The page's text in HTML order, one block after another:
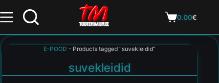
0.00€
E-POOD - Products tagged “suvekleidid”
suvekleidid